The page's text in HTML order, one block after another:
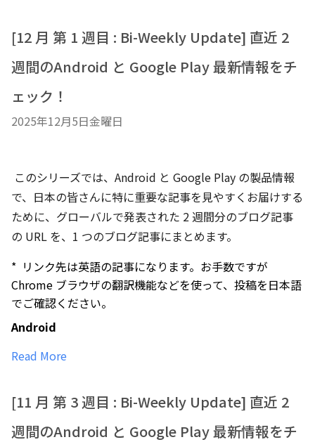
[12 月 第 1 週目 : Bi-Weekly Update] 直近 2
週間のAndroid と Google Play 最新情報をチ
ェック！
2025年12月5日金曜日
このシリーズでは、Android と Google Play の製品情報
で、日本の皆さんに特に重要な記事を見やすくお届けする
ために、グローバルで発表された 2 週間分のブログ記事
の URL を、1 つのブログ記事にまとめます。
* リンク先は英語の記事になります。お手数ですが
Chrome ブラウザの翻訳機能などを使って、投稿を日本語
でご確認ください。
Android
Read More
[11 月 第 3 週目 : Bi-Weekly Update] 直近 2
週間のAndroid と Google Play 最新情報をチ